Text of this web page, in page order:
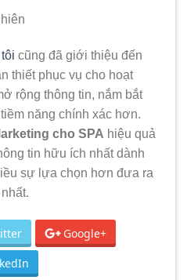
cũng đã giới thiệu đến
thiết phục vụ cho hoạt
rộng thông tin, nắm bắt
năng chính xác hơn.
cho SPA hiệu quả
tin hữu ích nhất dành
sự lựa chọn hơn đưa ra
Google+